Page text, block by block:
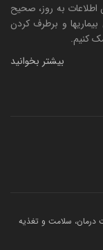
به روز، صحیح
و برطرف کردن
کنیم.
بیشتر بخوانید
درمان، سلامت و تغذیه